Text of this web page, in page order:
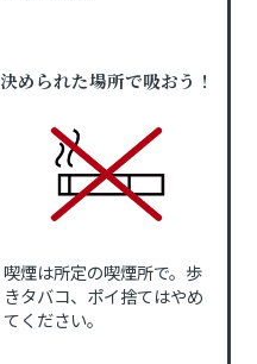
決められた場所で吸おう！
喫煙は所定の喫煙所で。歩
きタバコ、ポイ捨てはやめ
てください。